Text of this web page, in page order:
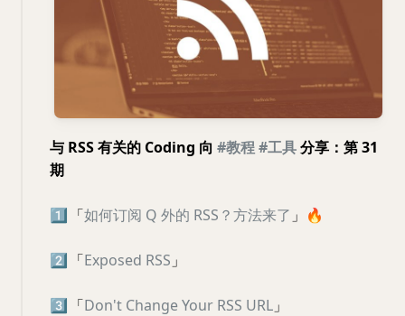
与 RSS 有关的 Coding 向 #教程#工具分享：第 31
期
1️⃣ 「如何订阅 Q 外的 RSS？方法来了 」 🔥
2️⃣ 「Exposed RSS 」
3️⃣ 「Don't Change Your RSS URL 」